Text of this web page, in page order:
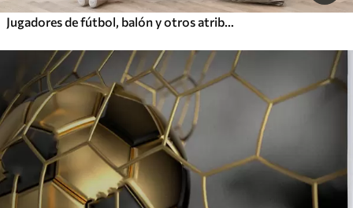
Jugadores de fútbol, balón y otros atributos futbolísticos en tonos azules